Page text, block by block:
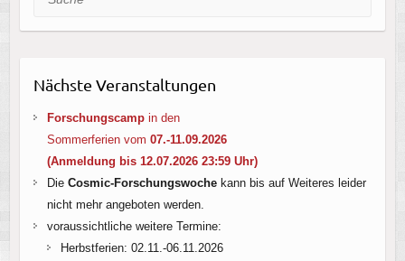
Nächste Veranstaltungen
Forschungscampin den
Sommerferien vom 07.-11.09.2026
(Anmeldung bis 12.07.2026 23:59 Uhr)
Die Cosmic-Forschungswochekann bis auf Weiteres leider
nicht mehr angeboten werden.
voraussichtliche weitere Termine:
Herbstferien: 02.11.-06.11.2026